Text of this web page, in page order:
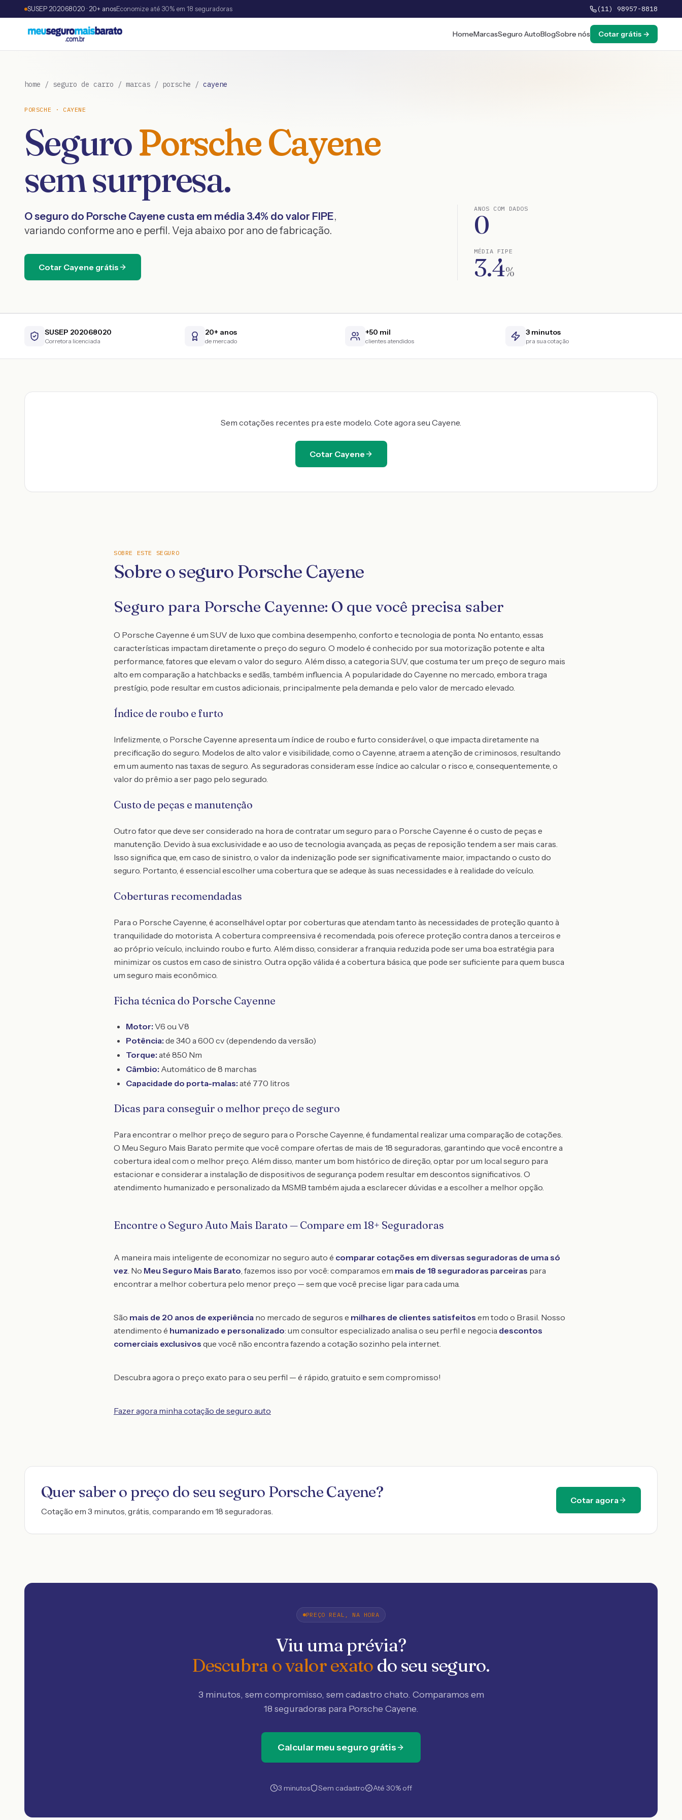
SUSEP 202068020 · 20+ anosEconomize até 30% em 18 seguradoras (11) 98957-8818
HomeMarcasSeguro AutoBlogSobre nós Cotar grátis →
home / seguro de carro / marcas / porsche / cayene
PORSCHE · CAYENE
SeguroPorscheCayene
sem surpresa.
O seguro do Porsche Cayene custa em média 3.4% do valor FIPE,
variando conforme ano e perfil. Veja abaixo por ano de fabricação.
Cotar Cayene grátis
ANOS COM DADOS
0
MÉDIA FIPE
3.4%
SUSEP 202068020
Corretora licenciada
20+ anos
de mercado
+50 mil
clientes atendidos
3 minutos
pra sua cotação
Sem cotações recentes pra este modelo. Cote agora seu Cayene.
Cotar Cayene
SOBRE ESTE SEGURO
Sobre o seguro Porsche Cayene
Seguro para Porsche Cayenne: O que você precisa saber
O Porsche Cayenne é um SUV de luxo que combina desempenho, conforto e tecnologia de ponta. No entanto, essas
características impactam diretamente o preço do seguro. O modelo é conhecido por sua motorização potente e alta
performance, fatores que elevam o valor do seguro. Além disso, a categoria SUV, que costuma ter um preço de seguro mais
alto em comparação a hatchbacks e sedãs, também influencia. A popularidade do Cayenne no mercado, embora traga
prestígio, pode resultar em custos adicionais, principalmente pela demanda e pelo valor de mercado elevado.
Índice de roubo e furto
Infelizmente, o Porsche Cayenne apresenta um índice de roubo e furto considerável, o que impacta diretamente na
precificação do seguro. Modelos de alto valor e visibilidade, como o Cayenne, atraem a atenção de criminosos, resultando
em um aumento nas taxas de seguro. As seguradoras consideram esse índice ao calcular o risco e, consequentemente, o
valor do prêmio a ser pago pelo segurado.
Custo de peças e manutenção
Outro fator que deve ser considerado na hora de contratar um seguro para o Porsche Cayenne é o custo de peças e
manutenção. Devido à sua exclusividade e ao uso de tecnologia avançada, as peças de reposição tendem a ser mais caras.
Isso significa que, em caso de sinistro, o valor da indenização pode ser significativamente maior, impactando o custo do
seguro. Portanto, é essencial escolher uma cobertura que se adeque às suas necessidades e à realidade do veículo.
Coberturas recomendadas
Para o Porsche Cayenne, é aconselhável optar por coberturas que atendam tanto às necessidades de proteção quanto à
tranquilidade do motorista. A cobertura compreensiva é recomendada, pois oferece proteção contra danos a terceiros e
ao próprio veículo, incluindo roubo e furto. Além disso, considerar a franquia reduzida pode ser uma boa estratégia para
minimizar os custos em caso de sinistro. Outra opção válida é a cobertura básica, que pode ser suficiente para quem busca
um seguro mais econômico.
Ficha técnica do Porsche Cayenne
Motor: V6 ou V8
Potência: de 340 a 600 cv (dependendo da versão)
Torque: até 850 Nm
Câmbio: Automático de 8 marchas
Capacidade do porta-malas: até 770 litros
Dicas para conseguir o melhor preço de seguro
Para encontrar o melhor preço de seguro para o Porsche Cayenne, é fundamental realizar uma comparação de cotações.
O Meu Seguro Mais Barato permite que você compare ofertas de mais de 18 seguradoras, garantindo que você encontre a
cobertura ideal com o melhor preço. Além disso, manter um bom histórico de direção, optar por um local seguro para
estacionar e considerar a instalação de dispositivos de segurança podem resultar em descontos significativos. O
atendimento humanizado e personalizado da MSMB também ajuda a esclarecer dúvidas e a escolher a melhor opção.
Encontre o Seguro Auto Mais Barato — Compare em 18+ Seguradoras
A maneira mais inteligente de economizar no seguro auto é comparar cotações em diversas seguradoras de uma só
vez. No Meu Seguro Mais Barato, fazemos isso por você: comparamos em mais de 18 seguradoras parceiras para
encontrar a melhor cobertura pelo menor preço — sem que você precise ligar para cada uma.
São mais de 20 anos de experiência no mercado de seguros e milhares de clientes satisfeitos em todo o Brasil. Nosso
atendimento é humanizado e personalizado: um consultor especializado analisa o seu perfil e negocia descontos
comerciais exclusivos que você não encontra fazendo a cotação sozinho pela internet.
Descubra agora o preço exato para o seu perfil — é rápido, gratuito e sem compromisso!
Fazer agora minha cotação de seguro auto
Quer saber o preço do seu seguro Porsche Cayene?
Cotação em 3 minutos, grátis, comparando em 18 seguradoras.
Cotar agora
PREÇO REAL, NA HORA
Viu uma prévia?
Descubra o valor exato do seu seguro.
3 minutos, sem compromisso, sem cadastro chato. Comparamos em
18 seguradoras para Porsche Cayene.
Calcular meu seguro grátis
3 minutos Sem cadastro Até 30% off